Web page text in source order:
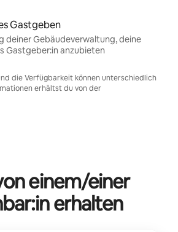
Gastgeben
deiner Gebäudeverwaltung, deine
Gastgeber:in anzubieten
die Verfügbarkeit können unterschiedlich
erhältst du von der
einem/einer
erhalten